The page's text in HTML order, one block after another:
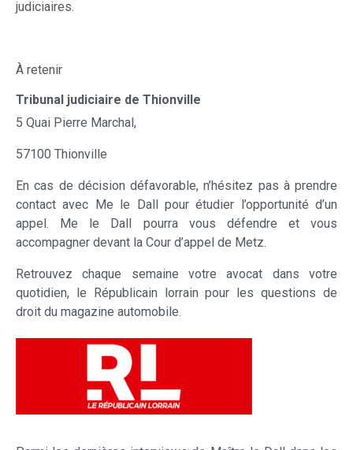
judiciaires.
À retenir
Tribunal judiciaire de Thionville
5 Quai Pierre Marchal,
57100 Thionville
En cas de décision défavorable, n’hésitez pas à prendre
contact avec Me le Dall pour étudier l’opportunité d’un
appel. Me le Dall pourra vous défendre et vous
accompagner devant la Cour d’appel de Metz.
Retrouvez chaque semaine votre avocat dans votre
quotidien, le Républicain lorrain pour les questions de
droit du magazine automobile.